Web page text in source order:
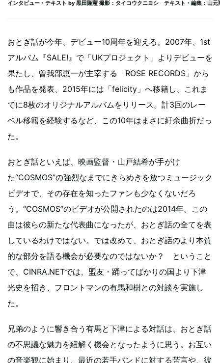
インタビュー・テキスト by 黒田隆憲 撮影：タイコウクニヨシ テキスト・編集：山元
おとぎ話が今年、デビュー10周年を迎える。2007年、1st
アルバム『SALE!』で「UKプロジェクト」よりデビューを
果たし、曽我部恵一が主宰する「ROSE RECORDS」から
も作品を発表、2015年には「felicity」へ移籍し、これま
でに8枚のオリジナルアルバムをリリース。計3回のレー
ベル移籍を経験するなど、この10年はまさに紆余曲折だっ
た。
おとぎ話といえば、映画監督・山戸結希が手がけ
た“COSMOS”の強烈なまでにきらめきを放つミュージック
ビデオで、その存在を知ったファンも少なくないだろ
う。“COSMOS”のビデオが公開されたのは2014年。この
曲は彼らの新たな代表曲になったが、おとぎ話の全てを表
しているわけではない。では改めて、おとぎ話のより本質
的な部分を語る機会が必要なのではないか？ ということ
で、CINRA.NETでは、盟友・踊ってばかりの国より下津
光史を招き、フロントマンの有馬和樹との対談を実施し
た。
兄弟のように響き合う有馬と下津による対話は、おとぎ話
の不思議な魅力を紐解く機会となったように思う。お互い
の音楽観に始まり、最近の若手バンドに対する苦言や、彼